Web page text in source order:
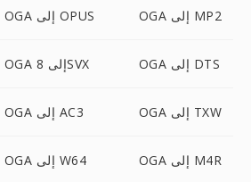
OGA إلى OPUS OGA إلى MP2
OGA إلى 8SVX OGA إلى DTS
OGA إلى AC3 OGA إلى TXW
OGA إلى W64 OGA إلى M4R